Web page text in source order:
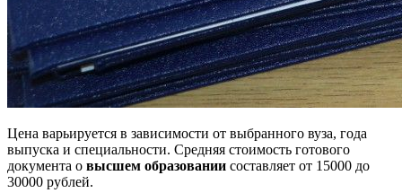
Цена варьируется в зависимости от выбранного вуза, года
выпуска и специальности. Средняя стоимость готового
документа о высшем образовании составляет от 15000 до
30000 рублей.